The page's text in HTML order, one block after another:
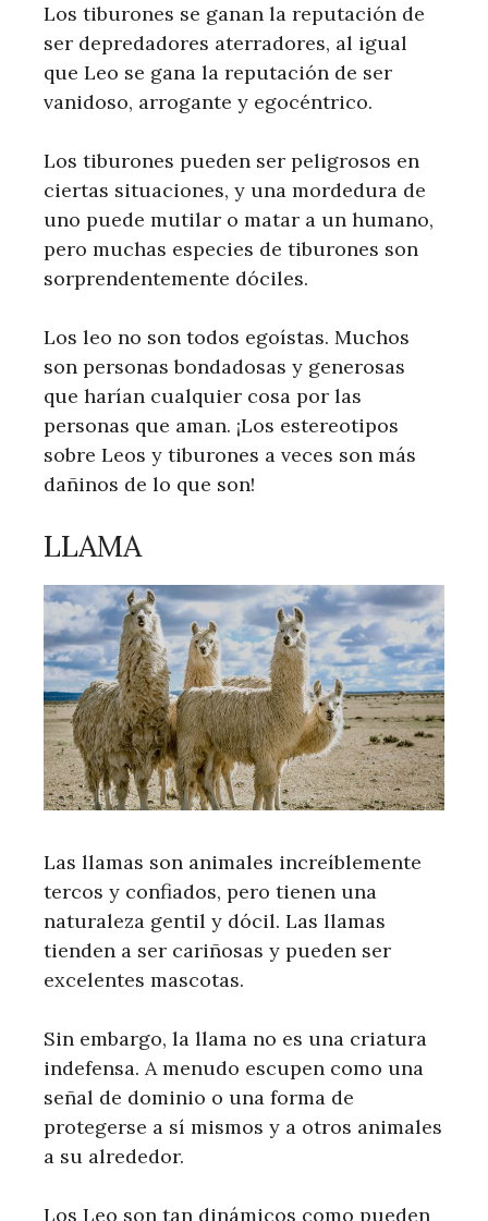
Los tiburones se ganan la reputación de
ser depredadores aterradores, al igual
que Leo se gana la reputación de ser
vanidoso, arrogante y egocéntrico.
Los tiburones pueden ser peligrosos en
ciertas situaciones, y una mordedura de
uno puede mutilar o matar a un humano,
pero muchas especies de tiburones son
sorprendentemente dóciles.
Los leo no son todos egoístas. Muchos
son personas bondadosas y generosas
que harían cualquier cosa por las
personas que aman. ¡Los estereotipos
sobre Leos y tiburones a veces son más
dañinos de lo que son!
LLAMA
Las llamas son animales increíblemente
tercos y confiados, pero tienen una
naturaleza gentil y dócil. Las llamas
tienden a ser cariñosas y pueden ser
excelentes mascotas.
Sin embargo, la llama no es una criatura
indefensa. A menudo escupen como una
señal de dominio o una forma de
protegerse a sí mismos y a otros animales
a su alrededor.
Los Leo son tan dinámicos como pueden